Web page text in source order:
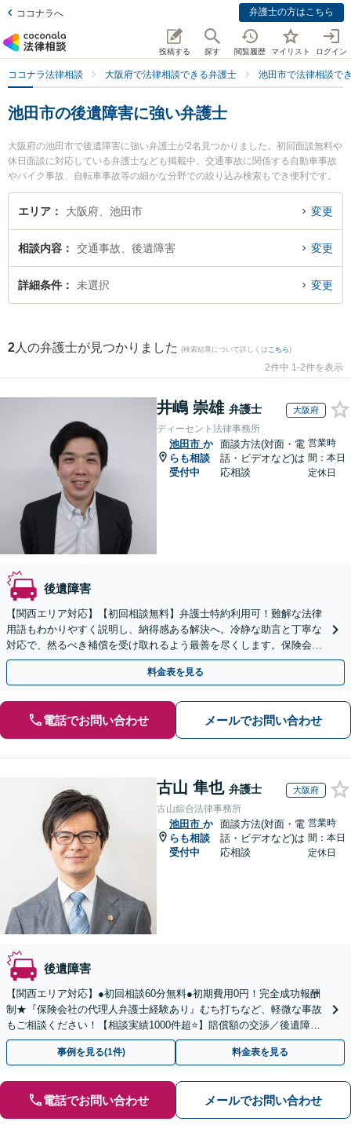
ココナラへ 弁護士の方はこちら
投稿する 探す 閲覧履歴 マイリスト ログイン
ココナラ法律相談 大阪府で法律相談できる弁護士 池田市で法律相談で
池田市の後遺障害に強い弁護士
大阪府の池田市で後遺障害に強い弁護士が2名見つかりました。初回面談無料や
休日面談に対応している弁護士なども掲載中。交通事故に関係する自動車事故
やバイク事故、自転車事故等の細かな分野での絞り込み検索もでき便利です。
特にいけだ五月法律事務所の藤井 敦史弁護士や弁護士法人千里みなみ法律事務
所 石橋オフィスの東山 慎一朗弁護士のプロフィール情報や弁護士費用、強みな
の弁護士を検索したい』『初回相談無料で後遺障害を法律相談できる池田市内
の弁護士に相談予約したい』などでお困りの相談者さんにおすすめです。
エリア 大阪府、池田市 変更
相談内容 交通事故、後遺障害 変更
詳細条件 未選択 変更
2 人の弁護士が見つかりました (検索結果について詳しくは こちら)
2件中 1-2件を表示
井嶋 崇雄 弁護士 大阪府
ディーセント法律事務所
池田市 か
らも相談
受付中
面談方法(対面・電
話・ビデオなど)は
応相談
営業時
間：本日
定休日
後遺障害
【関西エリア対応】【初回相談無料】弁護士特約利用可！難解な法律
用語もわかりやすく説明し、納得感ある解決へ。冷静な助言と丁寧な
対応で、然るべき補償を受け取れるよう最善を尽くします。保険会社
との交渉から裁判までお任せください【休日・夜間面談可】
料金表を見る
電話でお問い合わせ メールでお問い合わせ
古山 隼也 弁護士 大阪府
古山綜合法律事務所
池田市 か
らも相談
受付中
面談方法(対面・電
話・ビデオなど)は
応相談
営業時
間：本日
定休日
後遺障害
【関西エリア対応】●初回相談60分無料●初期費用0円！完全成功報酬
制★『保険会社の代理人弁護士経験あり』むち打ちなど、軽微な事故
もご相談ください！【相談実績1000件超⭐️】賠償額の交渉／後遺障害
認定／治療費打ち切りなどサポート！
事例を見る(1件) 料金表を見る
電話でお問い合わせ メールでお問い合わせ